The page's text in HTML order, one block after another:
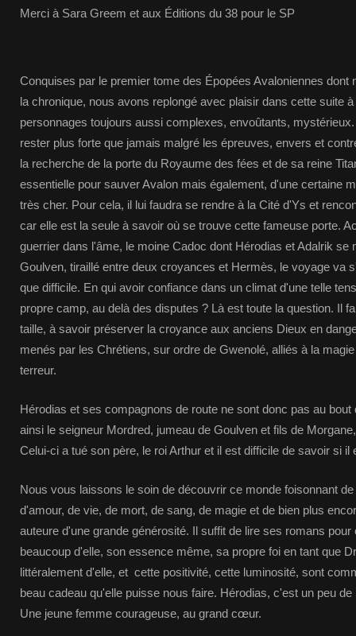
Merci à Sara Greem et aux Éditions du 38 pour le SP
Conquises par le premier tome des Épopées Avaloniennes dont
la chronique, nous avons replongé avec plaisir dans cette suite
personnages toujours aussi complexes, envoûtants,
rester plus forte que jamais malgré les épreuves, envers et
la recherche de la porte du Royaume des fées et de sa reine
essentielle pour sauver Avalon mais également, d'une certaine
très cher. Pour cela, il lui faudra se rendre à la Cité d'Ys et
car elle est la seule à savoir où se trouve cette fameuse porte.
guerrier dans l'âme, le moine Cadoc dont Hérodias et Adalrik se
Goulven, tiraillé entre deux croyances et Hermès, le voyage va
que difficile. En qui avoir confiance dans un climat d'une telle
propre camp, au delà des disputes ? Là est toute la question. Il
taille, à savoir préserver la croyance aux anciens Dieux en
menés par les Chrétiens, sur ordre de Gwenolé, alliés à la
terreur.
Hérodias et ses compagnons de route ne sont donc pas au bout
ainsi le seigneur Mordred, jumeau de Goulven et fils de
Celui-ci a tué son père, le roi Arthur et il est difficile de savoir si il
Nous vous laissons le soin de découvrir ce monde foisonnant
d'amour, de vie, de mort, de sang, de magie et de bien plus
auteure d'une grande générosité. Il suffit de lire ses romans
beaucoup d'elle, son essence même, sa propre foi en tant que
littéralement d'elle, et cette positivité, cette luminosité, sont
beau cadeau qu'elle puisse nous faire. Hérodias, c'est un peu
Une jeune femme courageuse, au grand cœur.